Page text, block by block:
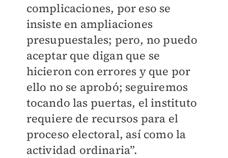
complicaciones, por eso se
insiste en ampliaciones
presupuestales; pero, no puedo
aceptar que digan que se
hicieron con errores y que por
ello no se aprobó; seguiremos
tocando las puertas, el instituto
requiere de recursos para el
proceso electoral, así como la
actividad ordinaria”.